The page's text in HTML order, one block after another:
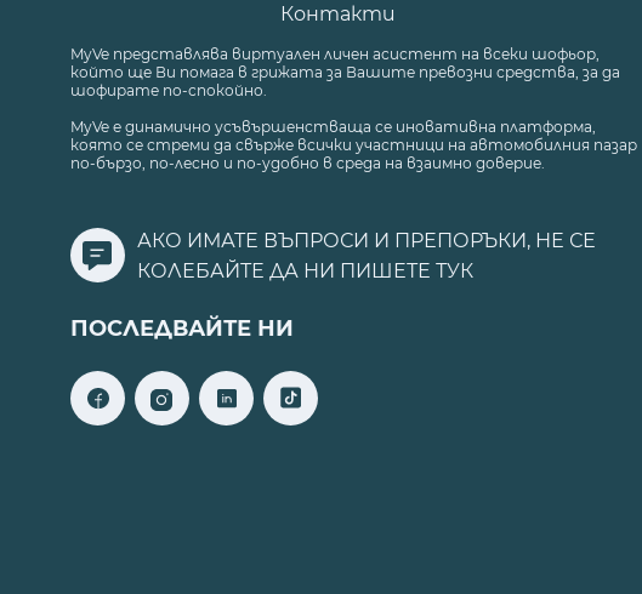
Контакти
MyVe представлява виртуален личен асистент на всеки шофьор,
който ще Ви помага в грижата за Вашите превозни средства, за да
шофирате по-спокойно.
MyVe е динамично усъвършенстваща се иновативна платформа,
която се стреми да свърже всички участници на автомобилния пазар
по-бързо, по-лесно и по-удобно в среда на взаимно доверие.
АКО ИМАТЕ ВЪПРОСИ И ПРЕПОРЪКИ, НЕ СЕ
КОЛЕБАЙТЕ ДА НИ ПИШЕТЕ ТУК
ПОСЛЕДВАЙТЕ НИ